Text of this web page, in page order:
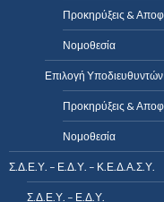
Προκηρύξεις &
Νομοθεσία
Επιλογή
Προκηρύξεις &
Νομοθεσία
Σ.Δ.Ε.Υ. – Ε.Δ.Υ. – Κ.Ε.Δ.Α.Σ.Υ.
Σ.Δ.Ε.Υ. – Ε.Δ.Υ.